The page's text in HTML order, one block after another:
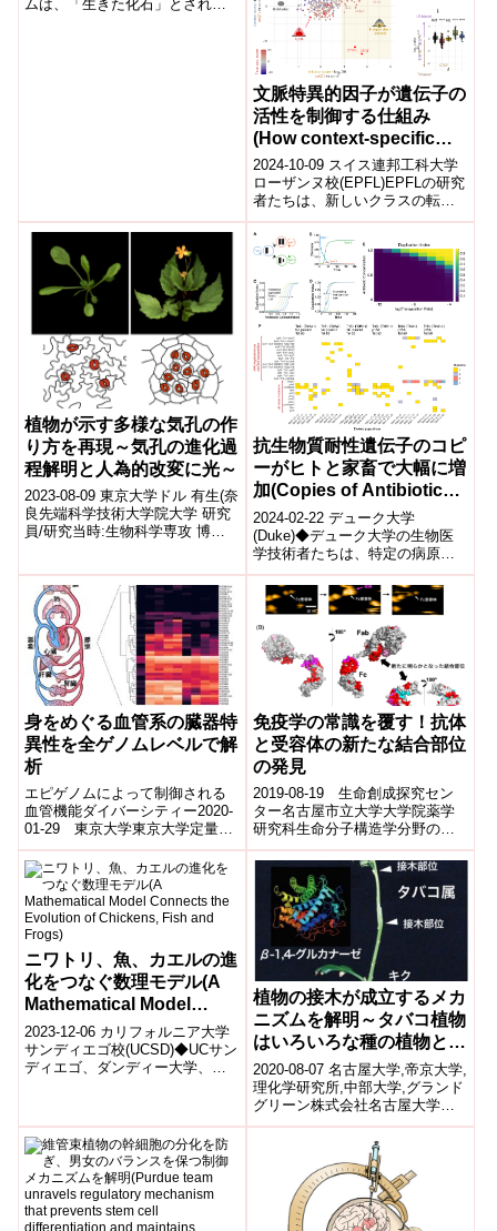
Cyatheaceae Tree Ferns’
ムは、「生きた化石」とされる
文脈特異的因子が遺伝子の
活性を制御する仕組み
(How context-specific
factors control gene
activity)
2024-10-09 スイス連邦工科大学
ローザンヌ校(EPFL)EPFLの研究
者たちは、新しいクラスの転写
因子(TF)「コンテキスト専用
TF」を発見し、遺伝子調...
植物が示す多様な気孔の作
り方を再現～気孔の進化過
程解明と人為的改変に光～
2023-08-09 東京大学ドル 有生(奈
良先端科学技術大学院大学 研究
員/研究当時:生物科学専攻 博士
抗生物質耐性遺伝子のコピ
ーがヒトと家畜で大幅に増
加(Copies of Antibiotic
Resistance Genes
Greatly Elevated in
Humans and Livestock)
2024-02-22 デューク大学
(Duke)◆デューク大学の生物医
学技術者たちは、特定の病原体
が新しい薬に対する抵抗性を進
化させる過程と抗生物質耐性遺
伝子の広...
身をめぐる血管系の臓器特
異性を全ゲノムレベルで解
析
エピゲノムによって制御される
血管機能ダイバーシティー2020-
01-29 東京大学東京大学定量生
命科学研究所の中戸隆一郎講
師、白髭克彦教授らの研究グル
ープは、臓...
免疫学の常識を覆す！抗体
と受容体の新たな結合部位
の発見
2019-08-19 生命創成探究セン
ター名古屋市立大学大学院薬学
研究科生命分子構造学分野の加
藤晃一教授（ExCELLS/分子研）
と大阪大学大学院工学研究科の
内...
ニワトリ、魚、カエルの進
化をつなぐ数理モデル(A
Mathematical Model
Connects the Evolution
of Chickens, Fish and
Frogs)
2023-12-06 カリフォルニア大学
サンディエゴ校(UCSD)◆UCサン
ディエゴ、ダンディー大学、ハ
植物の接木が成立するメカ
ニズムを解明～タバコ植物
はいろいろな種の植物と接
木できる～
2020-08-07 名古屋大学,帝京大学,
理化学研究所,中部大学,グランド
グリーン株式会社名古屋大学生
物機能開発利用研究センターの
野田口 理孝准教授、帝京大学...